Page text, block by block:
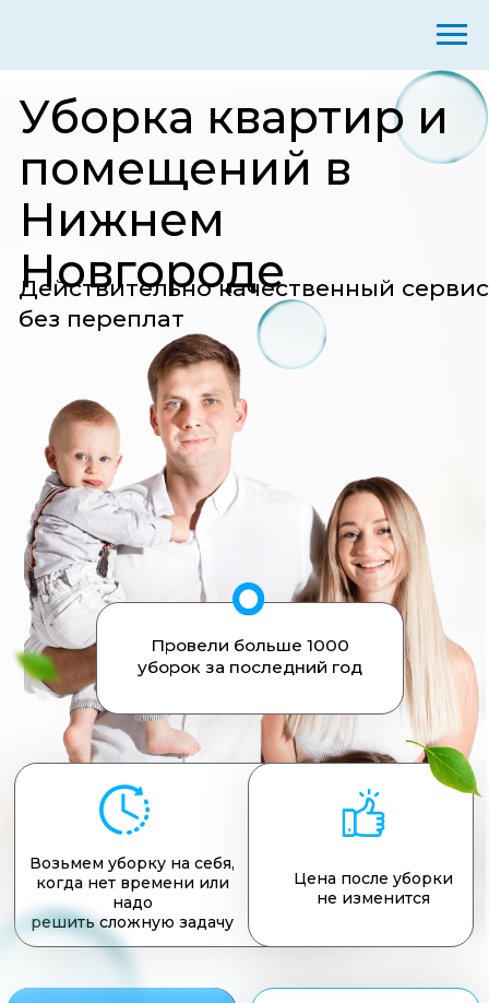
Заказать Выбрать уборку
Уборка квартир и
помещений в
Нижнем
Новгороде
Действительно качественный сервис
без переплат
Возьмем уборку на себя,
когда нет времени или
надо
решить сложную задачу
не изменится
Провели больше 1000
уборок за последний год